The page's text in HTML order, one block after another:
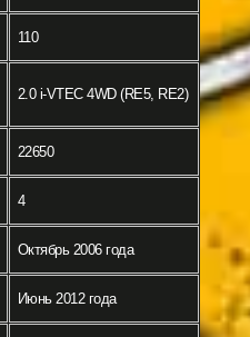
110
2.0 i-VTEC 4WD (RE5, RE2)
22650
4
Октябрь 2006 года
Июнь 2012 года